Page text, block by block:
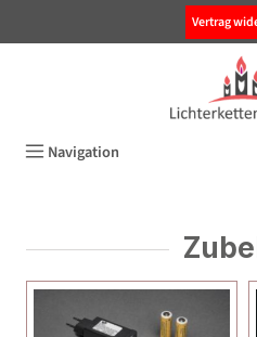
Vertrag
Navigation